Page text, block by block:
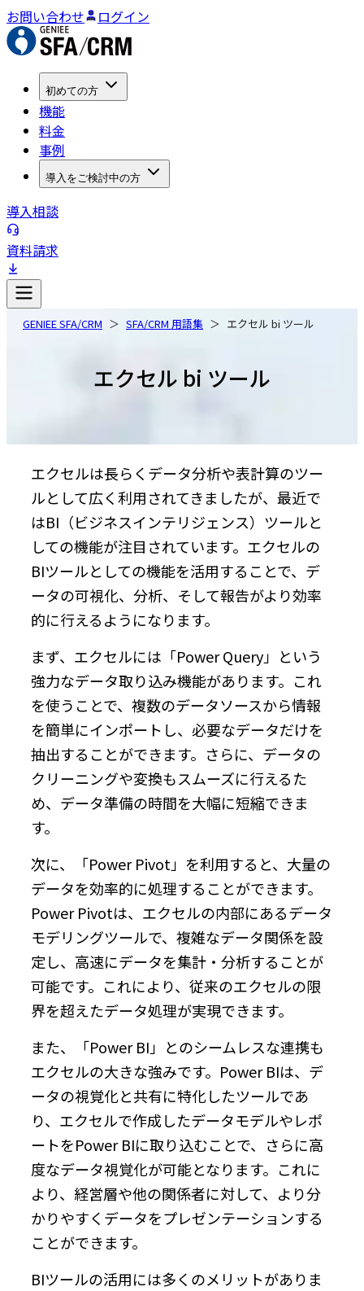
お問い合わせ ログイン
初めての方
機能
料金
事例
導入をご検討中の方
導入相談
資料請求
GENIEE SFA/CRM SFA/CRM 用語集 エクセル bi ツール
エクセル bi ツール
エクセルは長らくデータ分析や表計算のツー
ルとして広く利用されてきましたが、最近で
はBI（ビジネスインテリジェンス）ツールと
しての機能が注目されています。エクセルの
BIツールとしての機能を活用することで、デ
ータの可視化、分析、そして報告がより効率
的に行えるようになります。
まず、エクセルには「Power Query」という
強力なデータ取り込み機能があります。これ
を使うことで、複数のデータソースから情報
を簡単にインポートし、必要なデータだけを
抽出することができます。さらに、データの
クリーニングや変換もスムーズに行えるた
め、データ準備の時間を大幅に短縮できま
す。
次に、「Power Pivot」を利用すると、大量の
データを効率的に処理することができます。
Power Pivotは、エクセルの内部にあるデータ
モデリングツールで、複雑なデータ関係を設
定し、高速にデータを集計・分析することが
可能です。これにより、従来のエクセルの限
界を超えたデータ処理が実現できます。
また、「Power BI」とのシームレスな連携も
エクセルの大きな強みです。Power BIは、デ
ータの視覚化と共有に特化したツールであ
り、エクセルで作成したデータモデルやレポ
ートをPower BIに取り込むことで、さらに高
度なデータ視覚化が可能となります。これに
より、経営層や他の関係者に対して、より分
かりやすくデータをプレゼンテーションする
ことができます。
BIツールの活用には多くのメリットがありま